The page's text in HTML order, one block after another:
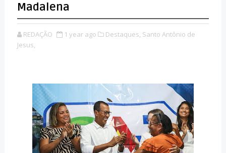
Madalena
REDAÇÃO 1 year ago Destaques, Santo Antônio de
Jesus,